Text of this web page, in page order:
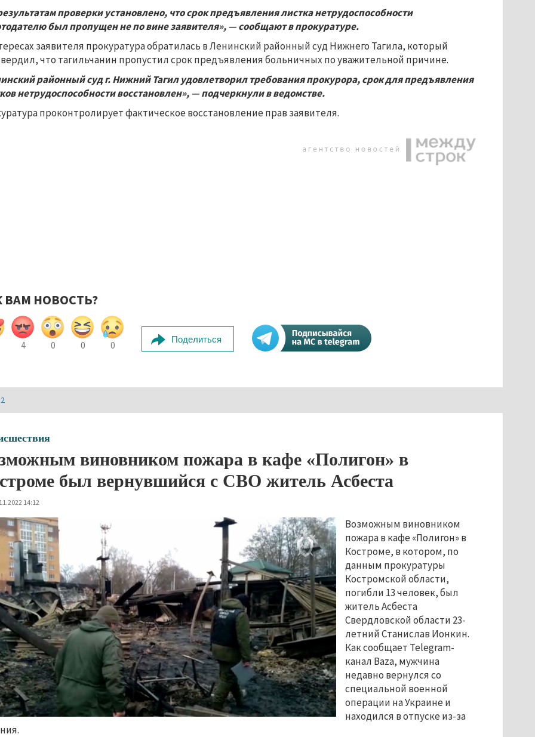
проверки установлено, что срок предъявления листка нетрудоспособности
был пропущен не по вине заявителя», — сообщают в прокуратуре.
заявителя прокуратура обратилась в Ленинский районный суд Нижнего Тагила, который
что тагильчанин пропустил срок предъявления больничных по уважительной причине.
районный суд г. Нижний Тагил удовлетворил требования прокурора, срок для предъявления
нетрудоспособности восстановлен», — подчеркнули в ведомстве.
проконтролирует фактическое восстановление прав заявителя.
ВАМ НОВОСТЬ?
4 0 0 0
Поделиться
виновником пожара в кафе «Полигон» в
был вернувшийся с СВО житель Асбеста
14:12
Возможным виновником
пожара в кафе «Полигон» в
Костроме, в котором, по
данным прокуратуры
Костромской области,
погибли 13 человек, был
житель Асбеста
Свердловской области 23-
летний Станислав Ионкин.
Как сообщает Telegram-
канал Baza, мужчина
недавно вернулся со
специальной военной
операции на Украине и
находился в отпуске из-за